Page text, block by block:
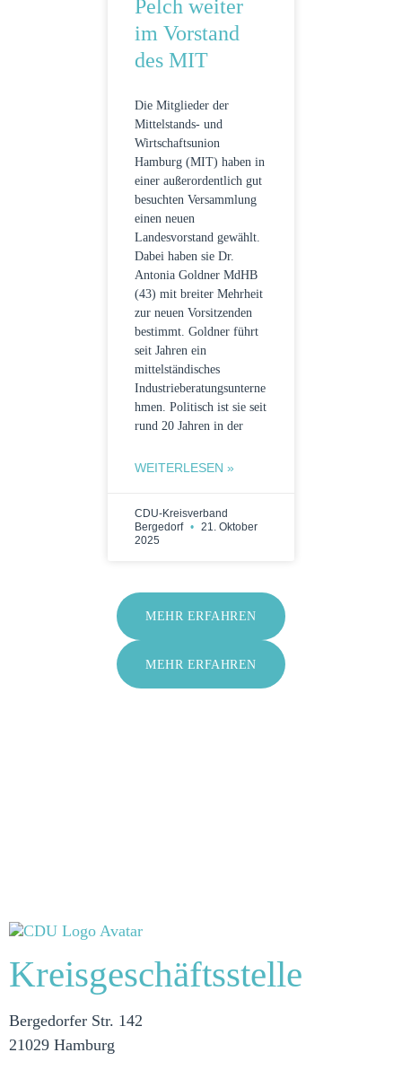
Pelch weiter
im Vorstand
des MIT
Die Mitglieder der
Mittelstands- und
Wirtschaftsunion
Hamburg (MIT) haben in
einer außerordentlich gut
besuchten Versammlung
einen neuen
Landesvorstand gewählt.
Dabei haben sie Dr.
Antonia Goldner MdHB
(43) mit breiter Mehrheit
zur neuen Vorsitzenden
bestimmt. Goldner führt
seit Jahren ein
mittelständisches
Industrieberatungsunterne
hmen. Politisch ist sie seit
rund 20 Jahren in der
WEITERLESEN »
CDU-Kreisverband
Bergedorf
21. Oktober
2025
MEHR ERFAHREN
MEHR ERFAHREN
Kreisgeschäftsstelle
Bergedorfer Str. 142
21029 Hamburg